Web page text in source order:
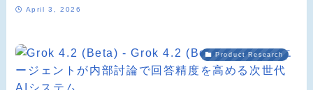
April 3, 2026
Product Research